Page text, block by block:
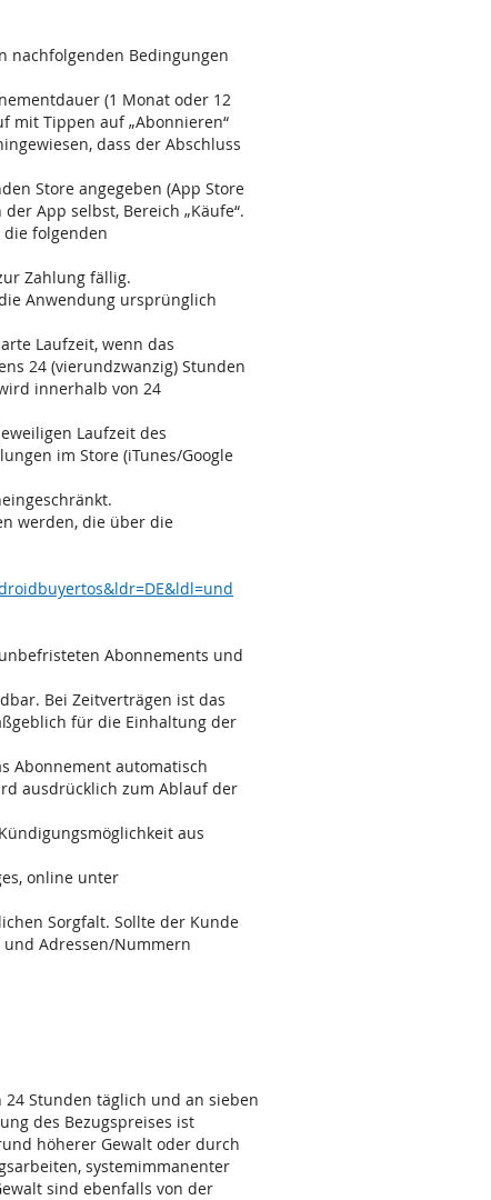
nachfolgenden Bedingungen
(1 Monat oder 12
mit Tippen auf „Abonnieren“
dass der Abschluss
Store angegeben (App Store
App selbst, Bereich „Käufe“.
folgenden
Zahlung fällig.
Anwendung ursprünglich
Laufzeit, wenn das
24 (vierundzwanzig) Stunden
innerhalb von 24
Laufzeit des
im Store (iTunes/Google
werden, die über die
Abonnements und
Bei Zeitverträgen ist das
für die Einhaltung der
Abonnement automatisch
ausdrücklich zum Ablauf der
aus
online unter
Sorgfalt. Sollte der Kunde
Adressen/Nummern
Stunden täglich und an sieben
des Bezugspreises ist
höherer Gewalt oder durch
systemimmanenter
sind ebenfalls von der